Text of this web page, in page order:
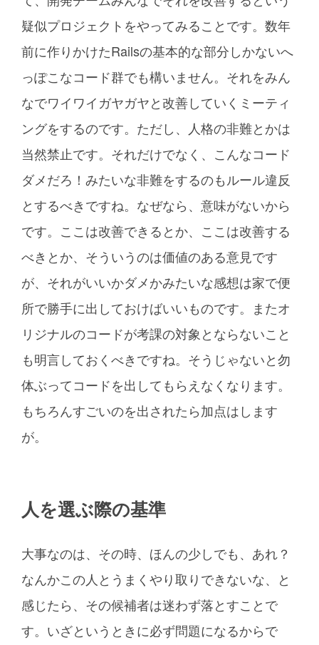
疑似プロジェクトをやってみることです。数年
前に作りかけたRailsの基本的な部分しかないへ
っぽこなコード群でも構いません。それをみん
なでワイワイガヤガヤと改善していくミーティ
ングをするのです。ただし、人格の非難とかは
当然禁止です。それだけでなく、こんなコード
ダメだろ！みたいな非難をするのもルール違反
とするべきですね。なぜなら、意味がないから
です。ここは改善できるとか、ここは改善する
べきとか、そういうのは価値のある意見です
が、それがいいかダメかみたいな感想は家で便
所で勝手に出しておけばいいものです。またオ
リジナルのコードが考課の対象とならないこと
も明言しておくべきですね。そうじゃないと勿
体ぶってコードを出してもらえなくなります。
もちろんすごいのを出されたら加点はします
が。
人を選ぶ際の基準
大事なのは、その時、ほんの少しでも、あれ？
なんかこの人とうまくやり取りできないな、と
感じたら、その候補者は迷わず落とすことで
す。いざというときに必ず問題になるからで